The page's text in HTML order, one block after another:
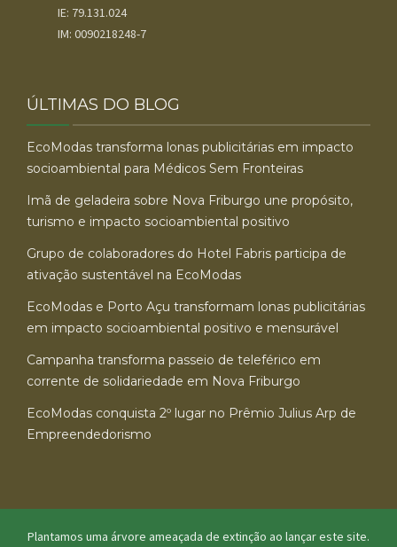
IE: 79.131.024
IM: 0090218248-7
ÚLTIMAS DO BLOG
EcoModas transforma lonas publicitárias em impacto
socioambiental para Médicos Sem Fronteiras
Imã de geladeira sobre Nova Friburgo une propósito,
turismo e impacto socioambiental positivo
Grupo de colaboradores do Hotel Fabris participa de
ativação sustentável na EcoModas
EcoModas e Porto Açu transformam lonas publicitárias
em impacto socioambiental positivo e mensurável
Campanha transforma passeio de teleférico em
corrente de solidariedade em Nova Friburgo
EcoModas conquista 2º lugar no Prêmio Julius Arp de
Empreendedorismo
Plantamos uma árvore ameaçada de extinção ao lançar este site.